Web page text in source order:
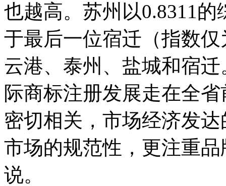
也越高。苏州以0.8311
于最后一位宿迁（指数
云港、泰州、盐城和宿
际商标注册发展走在全
密切相关，市场经济发
市场的规范性，更注重
说。